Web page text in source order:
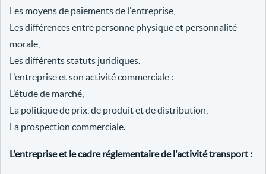
Les moyens de paiements de l'entreprise,
Les différences entre personne physique et personnalité
morale,
Les différents statuts juridiques.
L'entreprise et son activité commerciale :
L’étude de marché,
La politique de prix, de produit et de distribution,
La prospection commerciale.
L'entreprise et le cadre réglementaire de l'activité transport :